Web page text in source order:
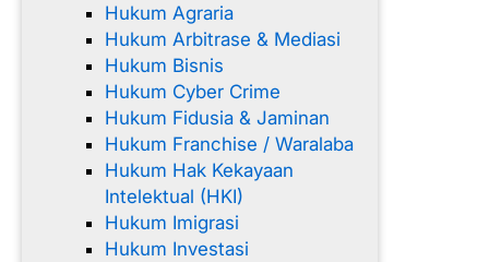
Hukum Agraria
Hukum Arbitrase & Mediasi
Hukum Bisnis
Hukum Cyber Crime
Hukum Fidusia & Jaminan
Hukum Franchise / Waralaba
Hukum Hak Kekayaan
Intelektual (HKI)
Hukum Imigrasi
Hukum Investasi